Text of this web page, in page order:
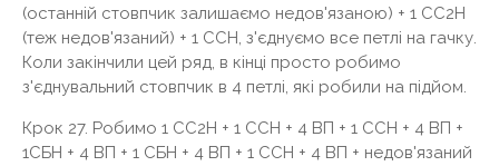
(останній стовпчик залишаємо недов'язаною) + 1 СС2Н
(теж недов'язаний) + 1 ССН, з'єднуємо все петлі на гачку.
Коли закінчили цей ряд, в кінці просто робимо
з'єднувальний стовпчик в 4 петлі, які робили на підйом.
Крок 27. Робимо 1 СС2Н + 1 ССН + 4 ВП + 1 ССН + 4 ВП +
1СБН + 4 ВП + 1 СБН + 4 ВП + 1 ССН + 4 ВП + недов'язаний